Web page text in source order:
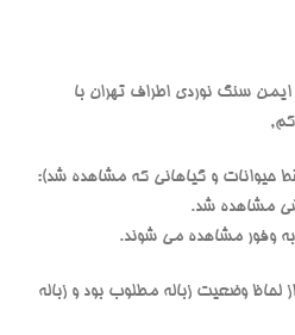
سنگ نوردی اطراف تهران با
و گیاهانی که مشاهده شد):
مشاهده شد.
وفور مشاهده می شوند.
لحاظ وضعیت زباله مطلوب بود و زباله